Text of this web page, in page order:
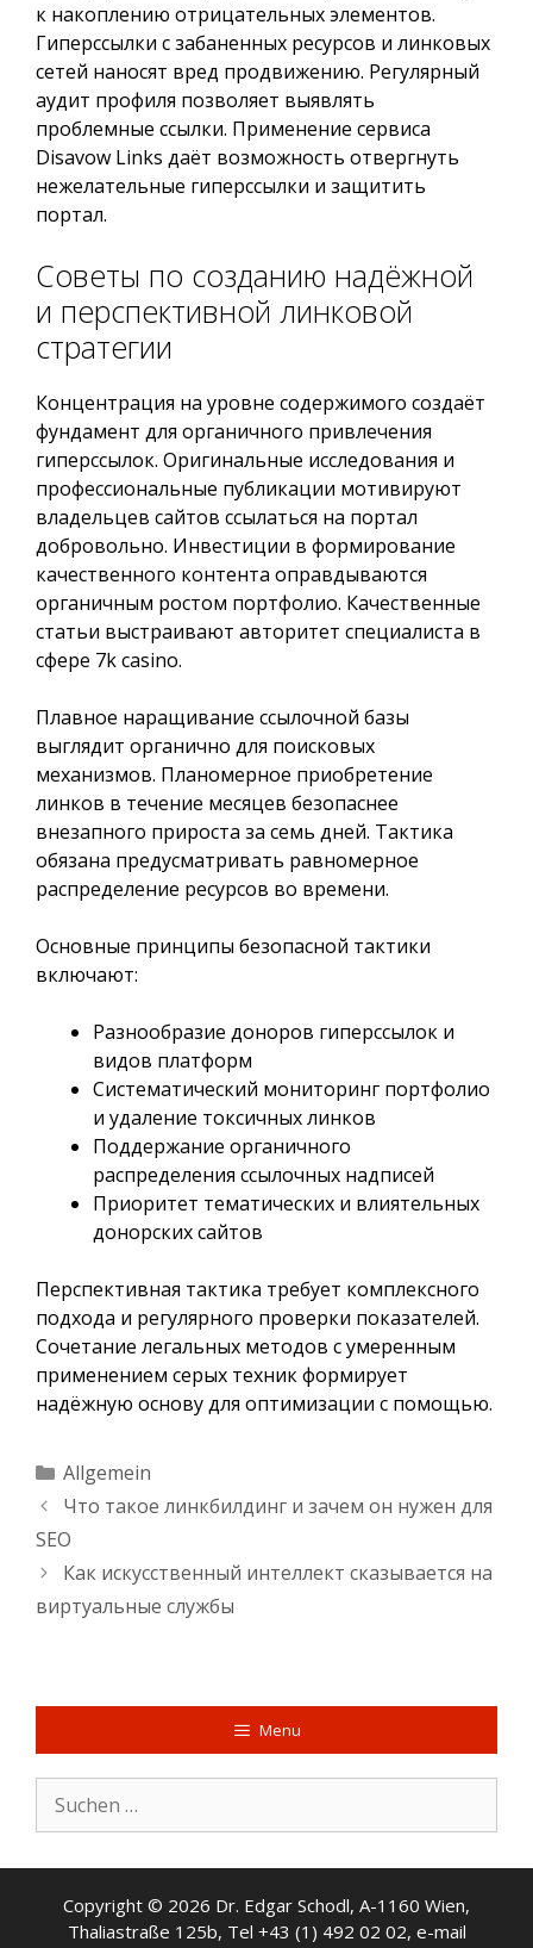
к накоплению отрицательных элементов.
Гиперссылки с забаненных ресурсов и линковых
сетей наносят вред продвижению. Регулярный
аудит профиля позволяет выявлять
проблемные ссылки. Применение сервиса
Disavow Links даёт возможность отвергнуть
нежелательные гиперссылки и защитить
портал.
Советы по созданию надёжной
и перспективной линковой
стратегии
Концентрация на уровне содержимого создаёт
фундамент для органичного привлечения
гиперссылок. Оригинальные исследования и
профессиональные публикации мотивируют
владельцев сайтов ссылаться на портал
добровольно. Инвестиции в формирование
качественного контента оправдываются
органичным ростом портфолио. Качественные
статьи выстраивают авторитет специалиста в
сфере 7k casino.
Плавное наращивание ссылочной базы
выглядит органично для поисковых
механизмов. Планомерное приобретение
линков в течение месяцев безопаснее
внезапного прироста за семь дней. Тактика
обязана предусматривать равномерное
распределение ресурсов во времени.
Основные принципы безопасной тактики
включают:
Разнообразие доноров гиперссылок и
видов платформ
Систематический мониторинг портфолио
и удаление токсичных линков
Поддержание органичного
распределения ссылочных надписей
Приоритет тематических и влиятельных
донорских сайтов
Перспективная тактика требует комплексного
подхода и регулярного проверки показателей.
Сочетание легальных методов с умеренным
применением серых техник формирует
надёжную основу для оптимизации с помощью.
Kategorien
Allgemein
Что такое линкбилдинг и зачем он нужен для
SEO
Как искусственный интеллект сказывается на
виртуальные службы
Menu
Suche
nach:
Copyright © 2026 Dr. Edgar Schodl, A-1160 Wien,
Thaliastraße 125b, Tel +43 (1) 492 02 02, e-mail